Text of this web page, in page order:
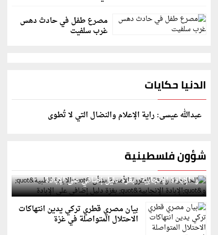
مصرع طفل في حادث دهس
غرب سلفيت
الدنيا حكايات
عبدالله عيسى: راية الإعلام والنضال التي لا تُطوى
شؤون فلسطينية
الخارجية: وثيقة المقررة الأممية بشأن "الإبادة الطبية"
و"الإبادة الإنجابية" بغزة دليل إضافي على الإبادة
بيان مصري قطري تركي يدين انتهاكات
الاحتلال المتواصلة في غزة